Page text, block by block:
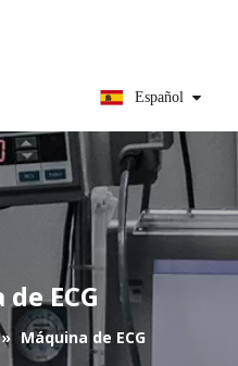
Español
ECG
» Máquina de ECG